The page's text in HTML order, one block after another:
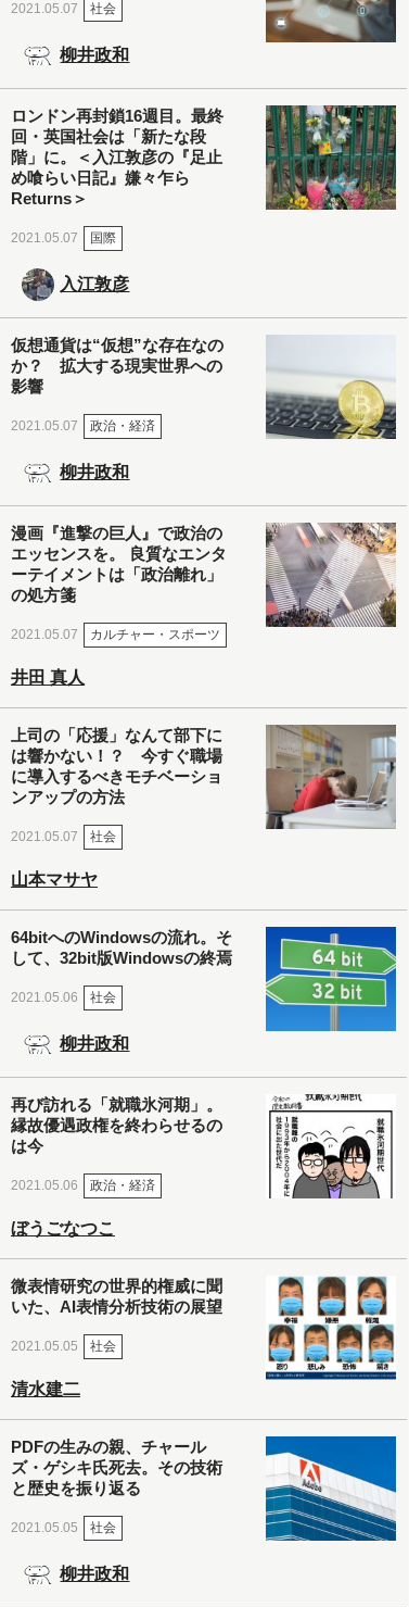
2021.05.07 社会
柳井政和
ロンドン再封鎖16週目。最終
回・英国社会は「新たな段
階」に。＜入江敦彦の『足止
め喰らい日記』嫌々乍ら
Returns＞
2021.05.07 国際
入江敦彦
仮想通貨は“仮想”な存在なの
か？ 拡大する現実世界への
影響
2021.05.07 政治・経済
柳井政和
漫画『進撃の巨人』で政治の
エッセンスを。 良質なエンタ
ーテイメントは「政治離れ」
の処方箋
2021.05.07 カルチャー・スポーツ
井田 真人
上司の「応援」なんて部下に
は響かない！？ 今すぐ職場
に導入するべきモチベーショ
ンアップの方法
2021.05.07 社会
山本マサヤ
64bitへのWindowsの流れ。そ
して、32bit版Windowsの終焉
2021.05.06 社会
柳井政和
再び訪れる「就職氷河期」。
縁故優遇政権を終わらせるの
は今
2021.05.06 政治・経済
ぼうごなつこ
微表情研究の世界的権威に聞
いた、AI表情分析技術の展望
2021.05.05 社会
清水建二
PDFの生みの親、チャール
ズ・ゲシキ氏死去。その技術
と歴史を振り返る
2021.05.05 社会
柳井政和